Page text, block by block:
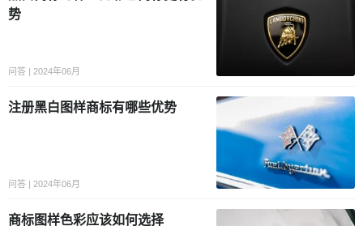
势
问答 | 2024年06月
注册黑白图样商标有哪些优势
问答 | 2024年06月
商标图样色彩应该如何选择